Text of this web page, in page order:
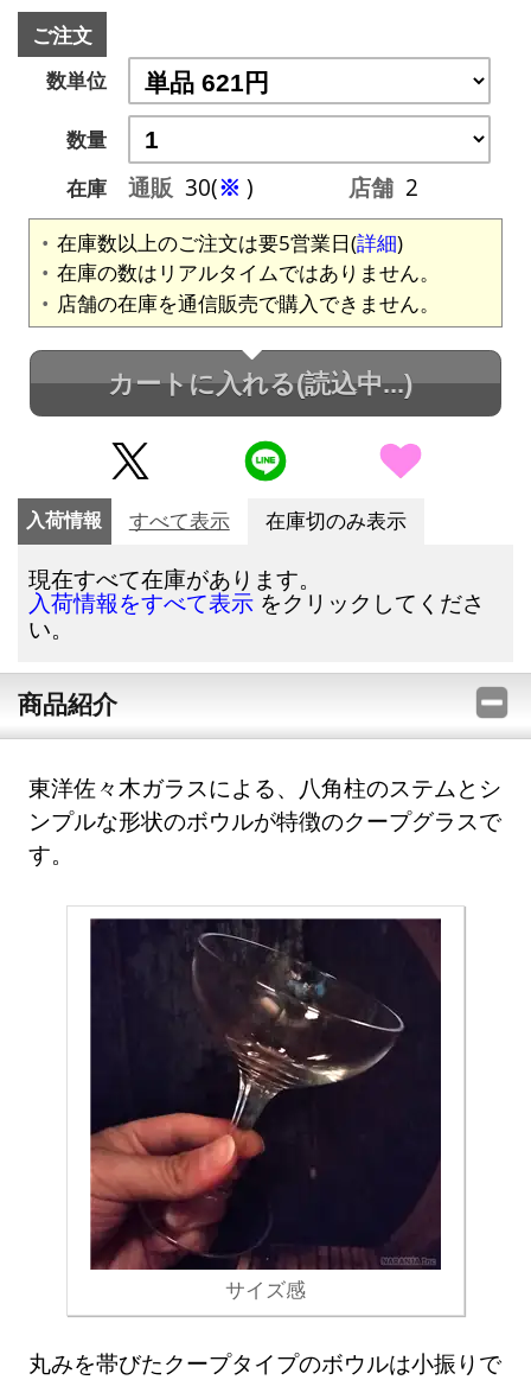
ご注文
数単位
数量
在庫
通販 30(※ ) 店舗 2
在庫数以上のご注文は要5営業日(詳細)
在庫の数はリアルタイムではありません。
店舗の在庫を通信販売で購入できません。
カートに入れる(読込中...)
入荷情報 すべて表示 在庫切のみ表示
現在すべて在庫があります。
入荷情報をすべて表示 をクリックしてくださ
い。
商品紹介
東洋佐々木ガラスによる、八角柱のステムとシ
ンプルな形状のボウルが特徴のクープグラスで
す。
サイズ感
丸みを帯びたクープタイプのボウルは小振りで